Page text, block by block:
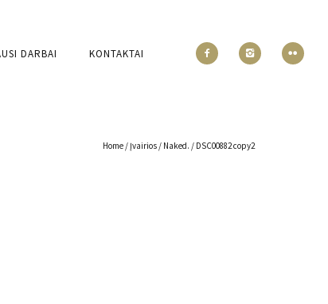
DARBAI KONTAKTAI
Home / Įvairios / Naked. / DSC00882 copy2